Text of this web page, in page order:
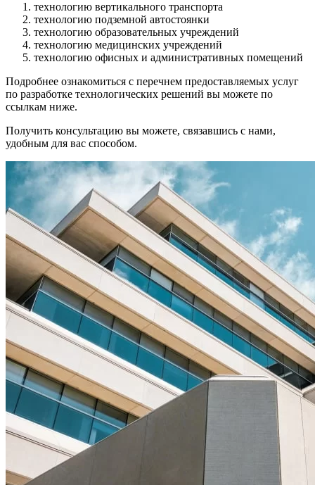
технологию вертикального транспорта
технологию подземной автостоянки
технологию образовательных учреждений
технологию медицинских учреждений
технологию офисных и административных помещений
Подробнее ознакомиться с перечнем предоставляемых услуг
по разработке технологических решений вы можете по
ссылкам ниже.
Получить консультацию вы можете, связавшись с нами,
удобным для вас способом.